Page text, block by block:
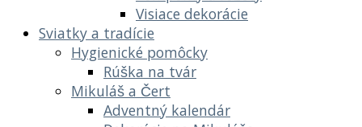
Visiace dekorácie
Sviatky a tradície
Hygienické pomôcky
Rúška na tvár
Mikuláš a Čert
Adventný kalendár